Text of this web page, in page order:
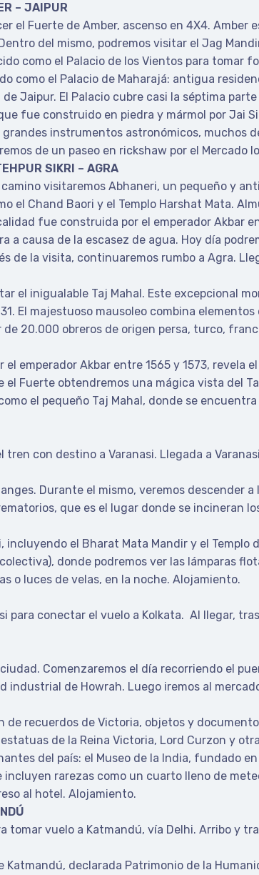
– JAIPUR
el Fuerte de Amber, ascenso en 4X4.
del mismo, podremos visitar el Jag
como el Palacio de los Vientos para tomar
como el Palacio de Maharajá: antigua
Jaipur. El Palacio cubre casi la séptima
fue construido en piedra y mármol por Jai
instrumentos astronómicos, muchos
de un paseo en rickshaw por el Mercado
SIKRI – AGRA
visitaremos Abhaneri, un pequeño y
el Chand Baori y el Templo Harshat Mata.
fue construida por el emperador Akbar
a causa de la escasez de agua. Hoy día
de la visita, continuaremos rumbo a Agra.
el inigualable Taj Mahal. Este excepcional
El majestuoso mausoleo combina
20.000 obreros de origen persa, turco,
emperador Akbar entre 1565 y 1573, revela
Fuerte obtendremos una mágica vista del
el pequeño Taj Mahal, donde se
tren con destino a Varanasi. Llegada a
Durante el mismo, veremos descender
que es el lugar donde se incineran
el Bharat Mata Mandir y el Templo
donde podremos ver las lámparas
o luces de velas, en la noche. Alojamiento.
para conectar el vuelo a Kolkata. Al llegar,
Comenzaremos el día recorriendo el
industrial de Howrah. Luego iremos al
de recuerdos de Victoria, objetos y
de la Reina Victoria, Lord Curzon y
del país: el Museo de la India, fundado
rarezas como un cuarto lleno de
al hotel. Alojamiento.
tomar vuelo a Katmandú, vía Delhi. Arribo y
declarada Patrimonio de la